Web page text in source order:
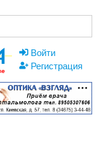
Войти
Регистрация